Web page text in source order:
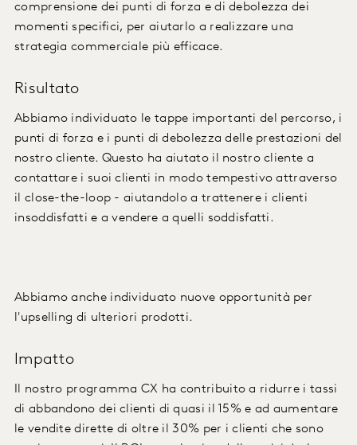
comprensione dei punti di forza e di debolezza dei
momenti specifici, per aiutarlo a realizzare una
strategia commerciale più efficace.
Risultato
Abbiamo individuato le tappe importanti del percorso, i
punti di forza e i punti di debolezza delle prestazioni del
nostro cliente. Questo ha aiutato il nostro cliente a
contattare i suoi clienti in modo tempestivo attraverso
il close-the-loop - aiutandolo a trattenere i clienti
insoddisfatti e a vendere a quelli soddisfatti.
Abbiamo anche individuato nuove opportunità per
l'upselling di ulteriori prodotti.
Impatto
Il nostro programma CX ha contribuito a ridurre i tassi
di abbandono dei clienti di quasi il 15% e ad aumentare
le vendite dirette di oltre il 30% per i clienti che sono